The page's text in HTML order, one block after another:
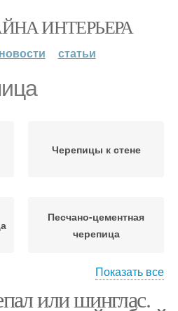
ИНТЕРЬЕРА
новости статьи
Черепицы к стене
Песчано-цементная
черепица
Показать все
или шинглас.